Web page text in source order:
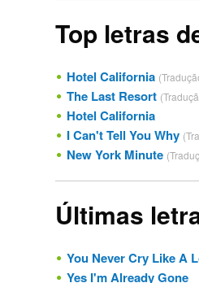
Top letras
Hotel California
The Last Resort
Hotel California
I Can't Tell You Why
New York Minute
Últimas
You Never Cry Like A
Yes I'm Already Gone